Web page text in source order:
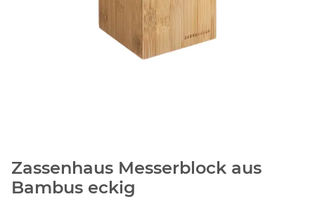
Zassenhaus Messerblock aus
Bambus eckig